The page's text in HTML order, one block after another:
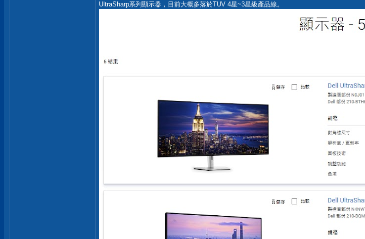
UltraSharp系列顯示器，目前大概多落於TUV 4星~3星級產品線。